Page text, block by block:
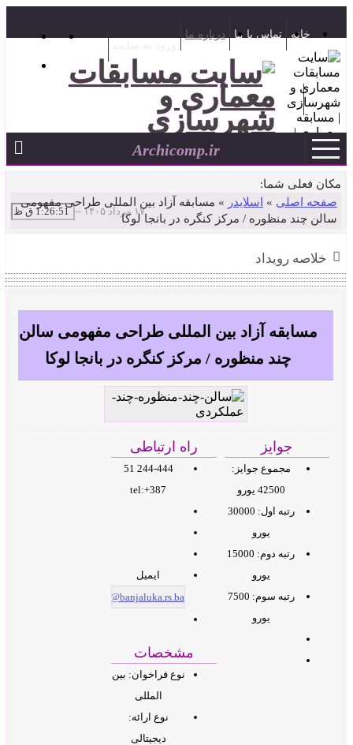
خانه تماس با ما
درباره ما
ثبت نام
۱۷ مرداد ۱۴۰۵ --
سایت اطلاع رسانی مسابقات معماری و شهرسازی ایران
Archicomp.ir
مکان فعلی شما:
صفحه اصلی » اسلایدر » مسابقه آزاد بین المللی طراحی مفهومی
سالن چند منظوره / مرکز کنگره در بانجا لوکا
خلاصه رویداد
مسابقه آزاد بین المللی طراحی مفهومی سالن
چند منظوره / مرکز کنگره در بانجا لوکا
جوایز
مجموع جوایز:
42500 یورو
رتبه اول: 30000
یورو
رتبه دوم: 15000
یورو
رتبه سوم: 7500
یورو
راه ارتباطی
244-444 51
387+:tel
ایمیل
kabinet.gradonacelnika@banjaluka.rs.ba
مشخصات
نوع فراخوان: بین
المللی
نوع ارائه:
دیجیتالی